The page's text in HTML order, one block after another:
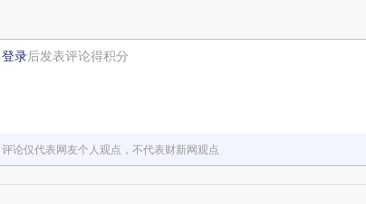
登录后发表评论得积分
评论仅代表网友个人观点，不代表财新网观点